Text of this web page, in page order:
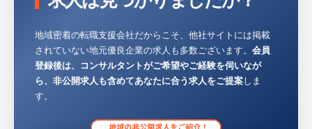
事ができるので全体的な仕事の関わりと設計
す。
【特徴】
地域密着の転職支援会社だからこそ、他社サイトには掲載
されていない地元優良企業の求人も多数ございます。 会員
登録後は、コンサルタントがご希望やご経験を伺いなが
ら、非公開求人も含めてあなたに合う求人をご提案しま
す。